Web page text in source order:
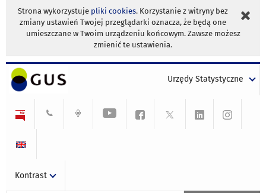
Strona wykorzystuje pliki cookies. Korzystanie z witryny bez
zmiany ustawień Twojej przeglądarki oznacza, że będą one
umieszczane w Twoim urządzeniu końcowym. Zawsze możesz
zmienić te ustawienia.
Urzędy Statystyczne
Kontrast